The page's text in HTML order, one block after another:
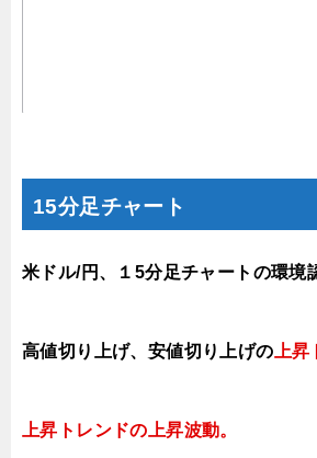
15分足チャート
米ドル/円、１5分足チャートの環境
高値切り上げ、 安値切り上げの上昇
上昇トレンドの上昇波動。